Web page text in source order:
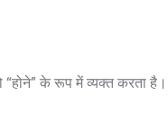
“होने” के रूप में व्यक्त करता है।